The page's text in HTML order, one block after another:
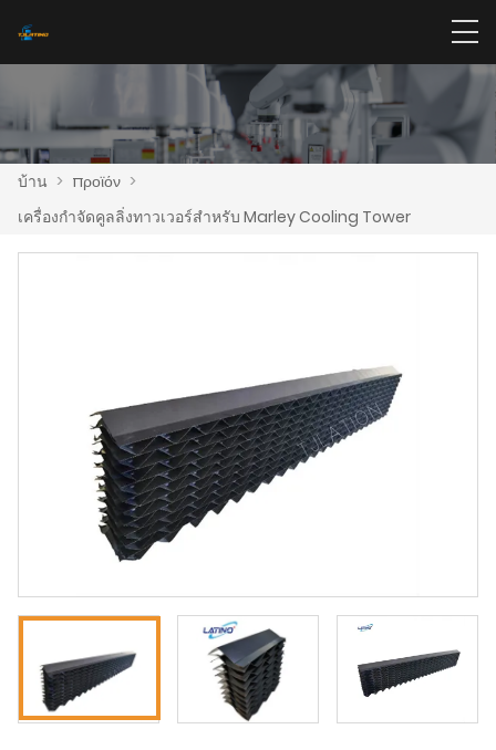
บ้าน > προϊόν >
เครื่องกำจัดคูลลิ่งทาวเวอร์สำหรับ Marley Cooling Tower